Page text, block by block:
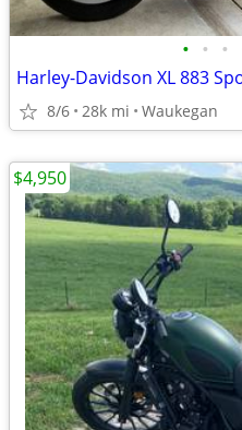
• • •
Harley-Davidson XL 883
8/6 28k mi Waukegan
$4,950